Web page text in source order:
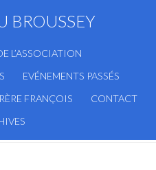
BROUSSEY
L’ASSOCIATION
EVÉNEMENTS PASSÉS
FRANÇOIS
CONTACT